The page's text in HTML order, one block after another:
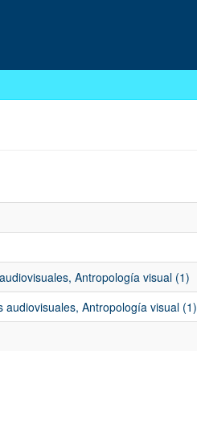
Antropología visual (1)
Antropología visual (1)